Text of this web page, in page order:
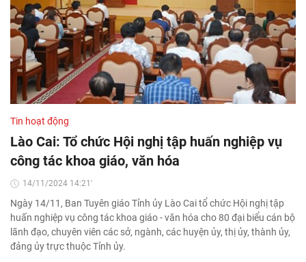
Tin hoạt động
Lào Cai: Tổ chức Hội nghị tập huấn nghiệp vụ
công tác khoa giáo, văn hóa
14/11/2024 14:21'
Ngày 14/11, Ban Tuyên giáo Tỉnh ủy Lào Cai tổ chức Hội nghị tập
huấn nghiệp vụ công tác khoa giáo - văn hóa cho 80 đại biểu cán bộ
lãnh đạo, chuyên viên các sở, ngành, các huyện ủy, thị ủy, thành ủy,
đảng ủy trực thuộc Tỉnh ủy.